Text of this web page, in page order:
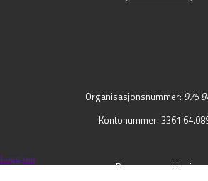
Organisasjonsnummer: 975
Kontonummer:
Personvernerklæring
Logg inn